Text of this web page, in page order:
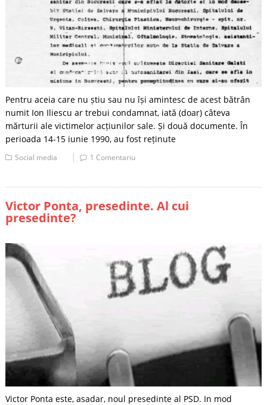
Pentru aceia care nu știu sau nu își amintesc de acest bătrân
numit Ion Iliescu ar trebui condamnat, iată (doar) câteva
mărturii ale victimelor acțiunilor sale. Și două documente. În
perioada 14-15 iunie 1990, au fost reținute
Social media 1 Comentariu
Victor Ponta, presedinte. Al cui
presedinte?
Victor Ponta este, asadar, noul presedinte al PSD. In mod